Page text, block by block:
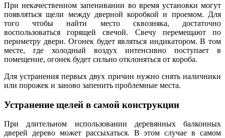
При некачественном запенивании во время установки могут
появляться щели между дверной коробкой и проемом. Для
того чтобы найти место сквозняка, достаточно
воспользоваться горящей свечой. Свечу перемещают по
периметру двери. Огонек будет являться индикатором. В том
месте, где холодный воздух интенсивно поступает в
помещение, огонек будет сильно отклоняться от короба.
Для устранения первых двух причин нужно снять наличники
или порожек и заново запенить проблемные места.
Устранение щелей в самой конструкции
При длительном использовании деревянных балконных
дверей дерево может рассыхаться. В этом случае в самом